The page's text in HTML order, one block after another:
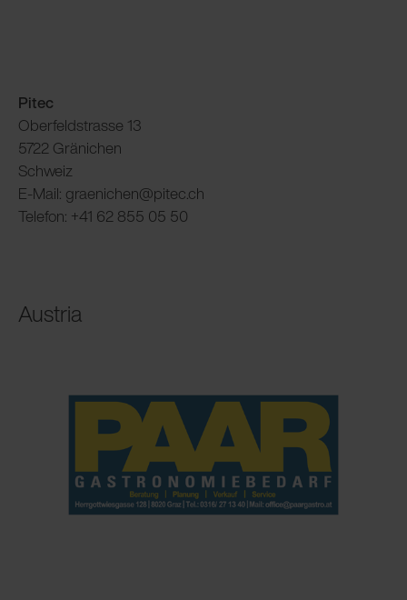
Pitec
Oberfeldstrasse 13
5722 Gränichen
Schweiz
E-Mail: graenichen@pitec.ch
Telefon: +41 62 855 05 50
Austria